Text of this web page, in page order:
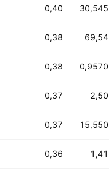
0,40 30,545
0,38 69,54
0,38 0,9570
0,37 2,50
0,37 15,550
0,36 1,41